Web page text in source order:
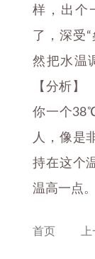
样，出个
了，深受
然把水
【分析
你一个
人，像是
持在这个
温高一
首页